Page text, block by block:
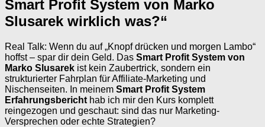
Smart Profit System von Marko
Slusarek wirklich was?“
Real Talk: Wenn du auf „Knopf drücken und morgen Lambo“
hoffst – spar dir dein Geld. Das Smart Profit System von
Marko Slusarek ist kein Zaubertrick, sondern ein
strukturierter Fahrplan für Affiliate-Marketing und
Nischenseiten. In meinem Smart Profit System
Erfahrungsbericht hab ich mir den Kurs komplett
reingezogen und geschaut: sind das nur Marketing-
Versprechen oder echte Strategien?